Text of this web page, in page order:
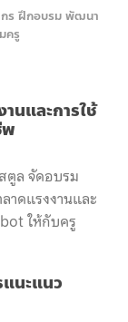
กร ฝึกอบรม พัฒนา
ครู
นและการใช้
พ
ตูล จัดอบรม
ดแรงงานและ
ให้กับครู
นะแนว